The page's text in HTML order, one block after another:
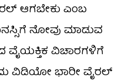
ಆಗಬೇಕು ಎಂಬ
ನೋವು ಮಾಡುವ
ವೈಯಕ್ತಿಕ ವಿಚಾರಗಳಿಗೆ
ವಿಡಿಯೋ ಭಾರೀ ವೈರಲ್​